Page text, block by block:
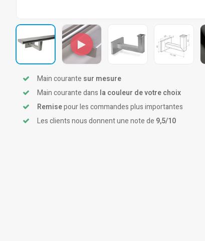
Main courante sur mesure
Main courante dans la couleur de votre choix
Remisepour les commandes plus importantes
Les clients nous donnent une note de 9,5/10